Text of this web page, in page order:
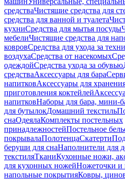
средстваЧистящие средства для
средства для ванной и туалета
кухниСредства для мытья посуды
мебелиЧистящие средства для
ковровСредства для ухода за
воздухаСредства от насекомых
одеждойСредства ухода за обувью
средстваАксессуары для бара
напитковАксессуары для
приготовления коктейлей
напитковНаборы для бара, мини-
для бутылокДомашний текстиль
снаОдеялаКомплекты постельных
принадлежностейПостельное
покрывалаПолотенцаСкатерти
беруши для снаНаполнители для
текстиляТканиКухонные ножи,
для кухонных ножейНожеточки и
напольные покрытияКовры,